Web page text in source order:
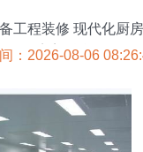
工程装修 现代化厨
的完美融合
：2026-08-06